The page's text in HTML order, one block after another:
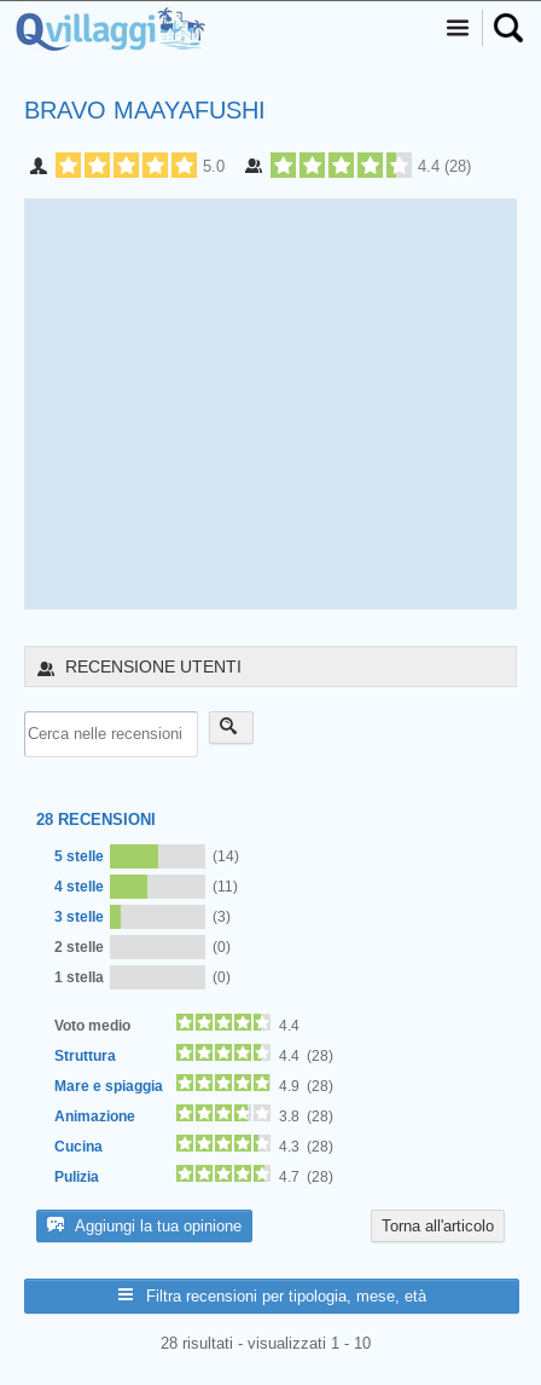
BRAVO MAAYAFUSHI
5.0 4.4 (28)
RECENSIONE UTENTI
28 RECENSIONI
5 stelle
(14)
4 stelle
(11)
3 stelle
(3)
2 stelle
(0)
1 stella
(0)
Voto medio
4.4
Struttura
4.4 (28)
Mare e spiaggia
4.9 (28)
Animazione
3.8 (28)
Cucina
4.3 (28)
Pulizia
4.7 (28)
Aggiungi la tua opinione Torna all'articolo
Filtra recensioni per tipologia, mese, età
28 risultati - visualizzati 1 - 10